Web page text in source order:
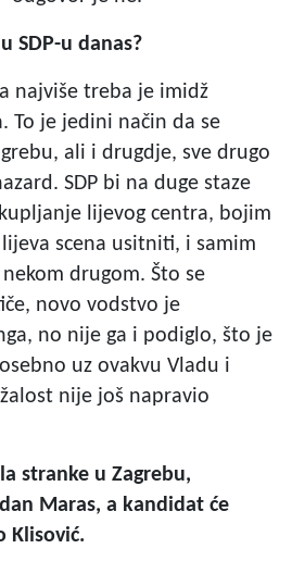
SDP-u danas?
najviše treba je imidž
To je jedini način da se
ali i drugdje, sve drugo
SDP bi na duge staze
lijevog centra, bojim
scena usitniti, i samim
drugom. Što se
novo vodstvo je
no nije ga i podiglo, što je
uz ovakvu Vladu i
nije još napravio
stranke u Zagrebu,
Maras, a kandidat će
Klisović.